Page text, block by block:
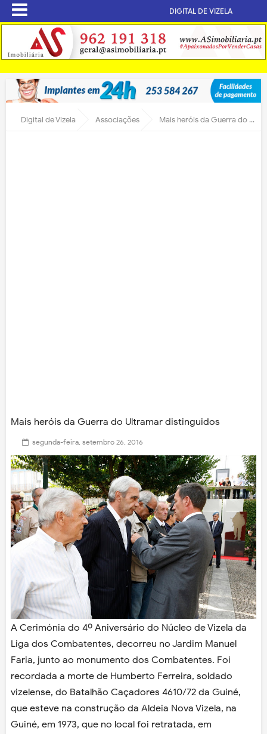
DIGITAL DE VIZELA
Digital de Vizela Associações Mais heróis da Guerra do Ultramar distinguidos
Mais heróis da Guerra do Ultramar distinguidos
segunda-feira, setembro 26, 2016
A Cerimónia do 4º Aniversário do Núcleo de Vizela da
Liga dos Combatentes, decorreu no Jardim Manuel
Faria, junto ao monumento dos Combatentes. Foi
recordada a morte de Humberto Ferreira, soldado
vizelense, do Batalhão Caçadores 4610/72 da Guiné,
que esteve na construção da Aldeia Nova Vizela, na
Guiné, em 1973, que no local foi retratada, em